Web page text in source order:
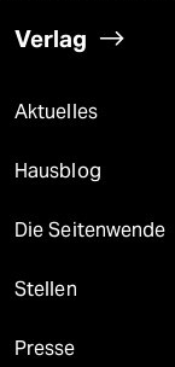
Verlag
Aktuelles
Hausblog
Die Seitenwende
Stellen
Presse